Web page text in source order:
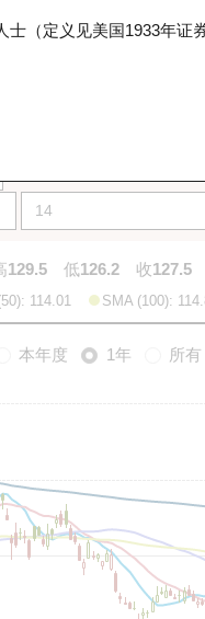
（定义见美国1933年证
129.5 低126.2 收127.5
114.01 SMA (100):
本年度 1年 所有